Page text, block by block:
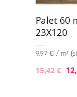
Palet 60
23X120
9,97 € / m²
15,42€